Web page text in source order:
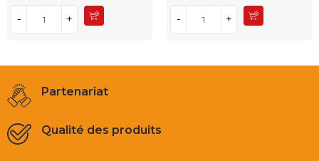
- + - +
Partenariat
Qualité des produits